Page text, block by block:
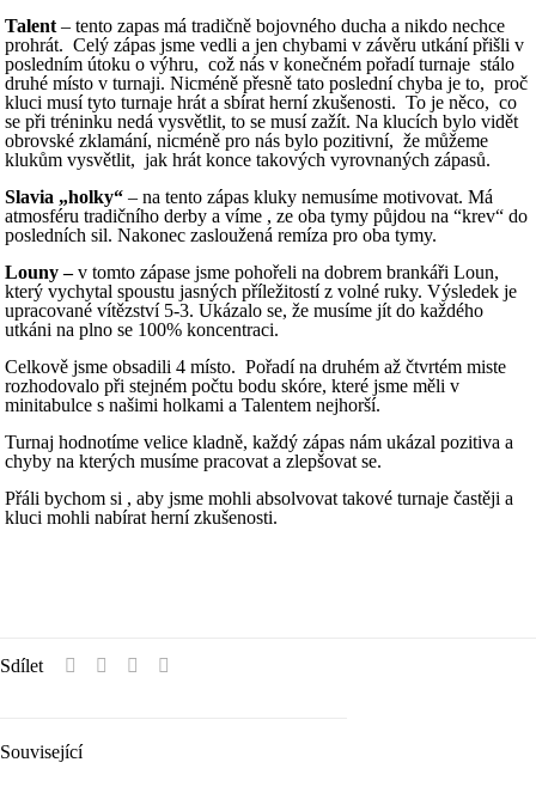
Talent – tento zapas má tradičně bojovného ducha a nikdo nechce
prohrát. Celý zápas jsme vedli a jen chybami v závěru utkání přišli v
posledním útoku o výhru, což nás v konečném pořadí turnaje stálo
druhé místo v turnaji. Nicméně přesně tato poslední chyba je to, proč
kluci musí tyto turnaje hrát a sbírat herní zkušenosti. To je něco, co
se při tréninku nedá vysvětlit, to se musí zažít. Na klucích bylo vidět
obrovské zklamání, nicméně pro nás bylo pozitivní, že můžeme
klukům vysvětlit, jak hrát konce takových vyrovnaných zápasů.
Slavia „holky“ – na tento zápas kluky nemusíme motivovat. Má
atmosféru tradičního derby a víme , ze oba tymy půjdou na “krev“ do
posledních sil. Nakonec zasloužená remíza pro oba tymy.
Louny –v tomto zápase jsme pohořeli na dobrem brankáři Loun,
který vychytal spoustu jasných příležitostí z volné ruky. Výsledek je
upracované vítězství 5-3. Ukázalo se, že musíme jít do každého
utkáni na plno se 100% koncentraci.
Celkově jsme obsadili 4 místo. Pořadí na druhém až čtvrtém miste
rozhodovalo při stejném počtu bodu skóre, které jsme měli v
minitabulce s našimi holkami a Talentem nejhorší.
Turnaj hodnotíme velice kladně, každý zápas nám ukázal pozitiva a
chyby na kterých musíme pracovat a zlepšovat se.
Přáli bychom si , aby jsme mohli absolvovat takové turnaje častěji a
kluci mohli nabírat herní zkušenosti.
Sdílet
Související